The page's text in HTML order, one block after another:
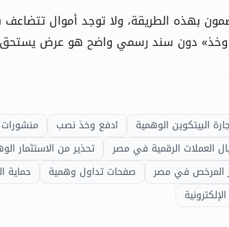
بهذه الطريقة، ولا توجد أموال
دون سند رسمي واضح هو عرض يستحق
البيتكوين الوهمية ادفع وخذ نصب
العملات الرقمية في مصر تحذير من الاستثمار
المرخص في مصر صفحات تداول وهمية حماية